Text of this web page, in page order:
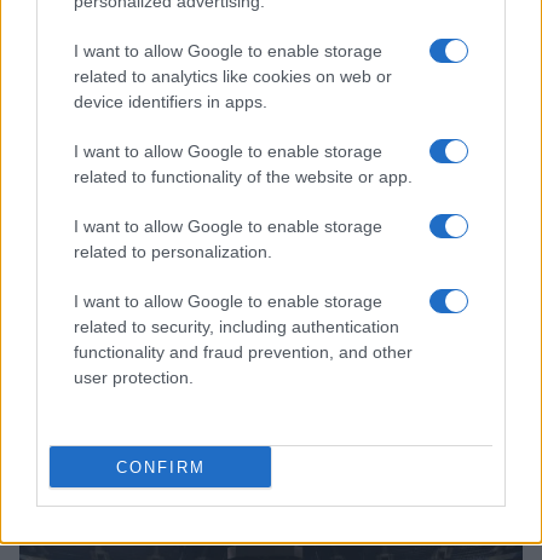
I want to allow Google to enable storage
related to analytics like cookies on web or
device identifiers in apps.
I want to allow Google to enable storage
related to functionality of the website or app.
I want to allow Google to enable storage
related to personalization.
I want to allow Google to enable storage
related to security, including authentication
functionality and fraud prevention, and other
user protection.
CONFIRM
Continua a leggere
BASKET